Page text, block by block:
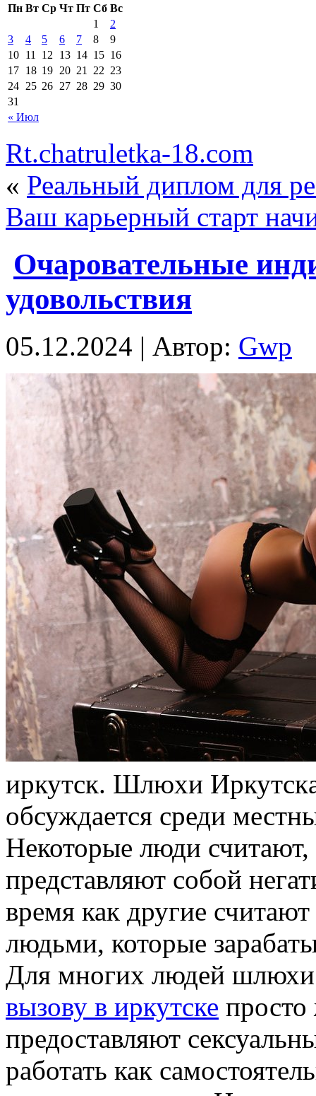
Пн Вт Ср Чт Пт Сб Вс
« Июл
1
2
3
4 5 6 7 8
9
10 11 12 13 14 15 16
17 18 19 20 21 22 23
24 25 26 27 28 29 30
31
Rt.chatruletka-18.com
« Реальный диплом для
Ваш карьерный старт
Очаровательные
удовольствия
05.12.2024 | Автор: Gwp
иркутск. Шлюxи
обсуждается среди
Некоторые люди
представляют собой
время как другие
людьми, которые
Для многих людей
вызову в иркутске
предоставляют
работать как